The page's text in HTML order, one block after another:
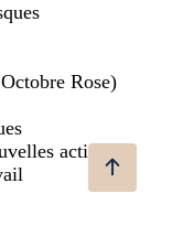
Rose)
actions